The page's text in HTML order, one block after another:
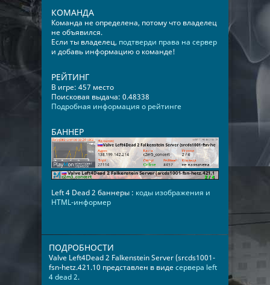
КОМАНДА
Команда не определена, потому что владелец
не объявился.
Если ты владелец, подтверди права на сервер
и добавь информацию о команде!
РЕЙТИНГ
В игре: 457 место
Поисковая выдача: 0.48338
Подробная информация о рейтинге
БАННЕР
Left 4 Dead 2 баннеры : коды изображения и
HTML-информер
ПОДРОБНОСТИ
Valve Left4Dead 2 Falkenstein Server (srcds1001-
fsn-hetz.421.10 представлен в видесервера left
4 dead 2.